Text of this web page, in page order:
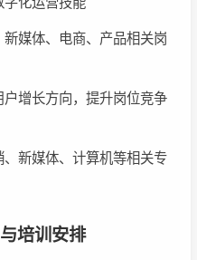
媒体、电商、产品相关岗
增长方向，提升岗位竞争
新媒体、计算机等相关专
培训安排